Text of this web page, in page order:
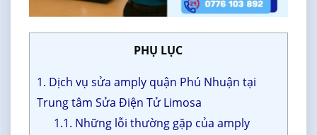
PHỤ LỤC
1. Dịch vụ sửa amply quận Phú Nhuận tại
Trung tâm Sửa Điện Tử Limosa
1.1. Những lỗi thường gặp của amply